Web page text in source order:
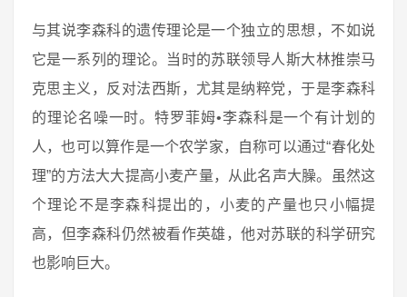
与其说李森科的遗传理论是一个独立的思想，不如说
它是一系列的理论。当时的苏联领导人斯大林推崇马
克思主义，反对法西斯，尤其是纳粹党，于是李森科
的理论名噪一时。特罗菲姆•李森科是一个有计划的
人，也可以算作是一个农学家，自称可以通过“春化处
理”的方法大大提高小麦产量，从此名声大臊。虽然这
个理论不是李森科提出的，小麦的产量也只小幅提
高，但李森科仍然被看作英雄，他对苏联的科学研究
也影响巨大。